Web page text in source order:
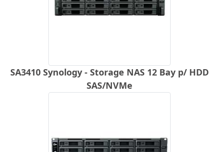
SA3410 Synology - Storage NAS 12 Bay p/ HDD
SAS/NVMe